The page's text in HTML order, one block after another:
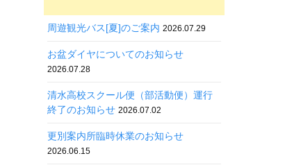
周遊観光バス[夏]のご案内 2026.07.29
お盆ダイヤについてのお知らせ
2026.07.28
清水高校スクール便（部活動便）運行
終了のお知らせ 2026.07.02
更別案内所臨時休業のお知らせ
2026.06.15